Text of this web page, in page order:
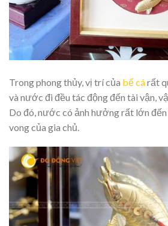
Trong phong thủy, vị trí của bể cárất
và nước đi đều tác động đến tài vận,
Do đó, nước có ảnh hưởng rất lớn
vong của gia chủ.